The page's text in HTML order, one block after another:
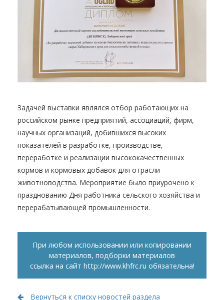
Задачей выставки являлся отбор работающих на
российском рынке предприятий, ассоциаций, фирм,
научных организаций, добившихся высоких
показателей в разработке, производстве,
переработке и реализации высококачественных
кормов и кормовых добавок для отрасли
животноводства. Мероприятие было приурочено к
празднованию Дня работника сельского хозяйства и
перерабатывающей промышленности.
При любом использовании или копировании
материалов, подборки материалов
ссылка на сайт http://www.khfrc.ru обязательна!
Вернуться к списку новостей раздела